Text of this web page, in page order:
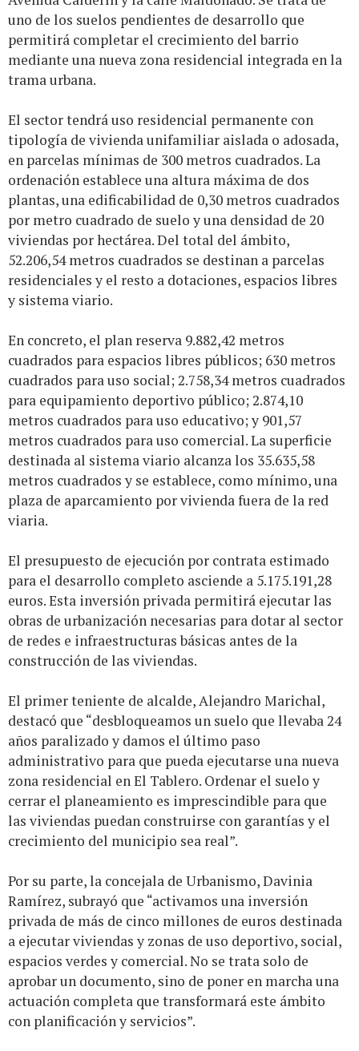
uno de los suelos pendientes de desarrollo que
permitirá completar el crecimiento del barrio
mediante una nueva zona residencial integrada en la
trama urbana.
El sector tendrá uso residencial permanente con
tipología de vivienda unifamiliar aislada o adosada,
en parcelas mínimas de 300 metros cuadrados. La
ordenación establece una altura máxima de dos
plantas, una edificabilidad de 0,30 metros cuadrados
por metro cuadrado de suelo y una densidad de 20
viviendas por hectárea. Del total del ámbito,
52.206,54 metros cuadrados se destinan a parcelas
residenciales y el resto a dotaciones, espacios libres
y sistema viario.
En concreto, el plan reserva 9.882,42 metros
cuadrados para espacios libres públicos; 630 metros
cuadrados para uso social; 2.758,34 metros cuadrados
para equipamiento deportivo público; 2.874,10
metros cuadrados para uso educativo; y 901,57
metros cuadrados para uso comercial. La superficie
destinada al sistema viario alcanza los 35.635,58
metros cuadrados y se establece, como mínimo, una
plaza de aparcamiento por vivienda fuera de la red
viaria.
El presupuesto de ejecución por contrata estimado
para el desarrollo completo asciende a 5.175.191,28
euros. Esta inversión privada permitirá ejecutar las
obras de urbanización necesarias para dotar al sector
de redes e infraestructuras básicas antes de la
construcción de las viviendas.
El primer teniente de alcalde, Alejandro Marichal,
destacó que “desbloqueamos un suelo que llevaba 24
años paralizado y damos el último paso
administrativo para que pueda ejecutarse una nueva
zona residencial en El Tablero. Ordenar el suelo y
cerrar el planeamiento es imprescindible para que
las viviendas puedan construirse con garantías y el
crecimiento del municipio sea real”.
Por su parte, la concejala de Urbanismo, Davinia
Ramírez, subrayó que “activamos una inversión
privada de más de cinco millones de euros destinada
a ejecutar viviendas y zonas de uso deportivo, social,
espacios verdes y comercial. No se trata solo de
aprobar un documento, sino de poner en marcha una
actuación completa que transformará este ámbito
con planificación y servicios”.